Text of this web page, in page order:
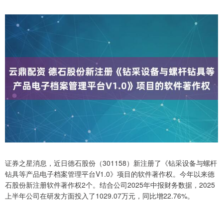
证券之星消息，近日德石股份（301158）新注册了《钻采设备与螺杆
钻具等产品电子档案管理平台V1.0》项目的软件著作权。今年以来德
石股份新注册软件著作权2个。结合公司2025年中报财务数据，2025
上半年公司在研发方面投入了1029.07万元，同比增22.76%。